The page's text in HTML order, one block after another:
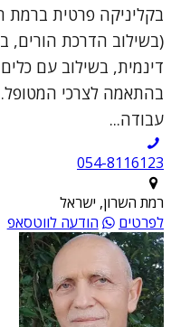
בקליניקה פרטית ברמת
(בשילוב הדרכת הורים,
בהתאמה לצרכי
עבודה...
054-8116123
רמת השרון, ישראל
לפרטים
הודעה לווטסאפ